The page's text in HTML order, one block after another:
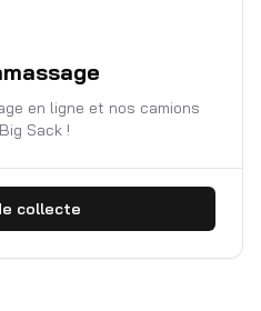
en ligne et nos camions
Sack !
collecte